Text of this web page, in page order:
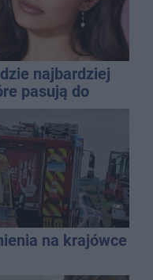
najbardziej
pasują do
na krajówce